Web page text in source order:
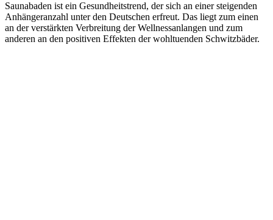
Saunabaden ist ein Gesundheitstrend, der sich an einer steigenden
Anhängeranzahl unter den Deutschen erfreut. Das liegt zum einen
an der verstärkten Verbreitung der Wellnessanlangen und zum
anderen an den positiven Effekten der wohltuenden Schwitzbäder.